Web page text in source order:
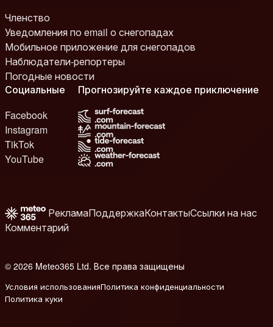
Членство
Уведомления по email о снегопадах
Мобильное приложение для снегопадов
Наблюдатели-репортеры
Погодные новости
Социальные
Facebook
Instagram
TikTok
YouTube
Прогнозируйте каждое приключение
РекламаПоддержкаКонтактыСсылки на нас
Комментарий
© 2026 Meteo365 Ltd. Все права защищены
Условия использованияПолитика конфиденциальности
Политика куки